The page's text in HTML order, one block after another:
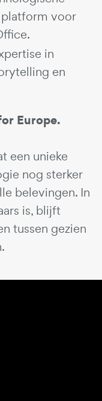
voor
in
en
Europe.
een unieke
nog sterker
belevingen. In
is, blijft
tussen gezien